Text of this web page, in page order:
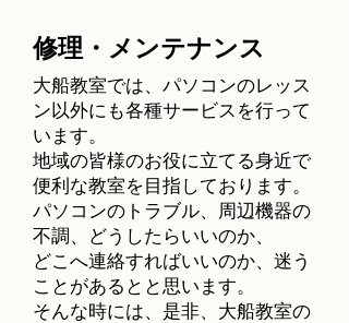
修理・メンテナンス
大船教室では、パソコンのレッス
ン以外にも各種サービスを行って
います。
地域の皆様のお役に立てる身近で
便利な教室を目指しております。
パソコンのトラブル、周辺機器の
不調、どうしたらいいのか、
どこへ連絡すればいいのか、迷う
ことがあるとと思います。
そんな時には、是非、大船教室の